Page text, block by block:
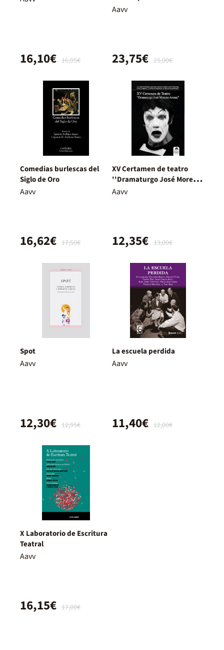
16,95€
16,10€
Aavv
25,00€
23,75€
Comedias burlescas del
Siglo de Oro
Aavv
17,50€
16,62€
XV Certamen de teatro
''Dramaturgo José Moreno
Arenas''
Aavv
13,00€
12,35€
Spot
Aavv
12,95€
12,30€
La escuela perdida
Aavv
12,00€
11,40€
X Laboratorio de Escritura
Teatral
Aavv
17,00€
16,15€